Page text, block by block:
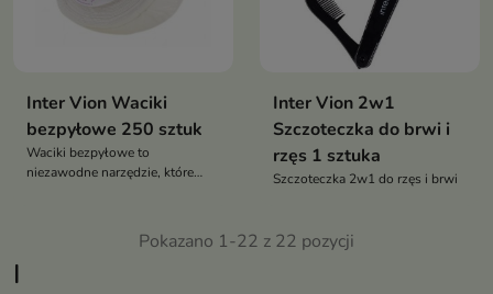
I
Inter Vion Waciki
bezpyłowe 250 sztuk
Waciki bezpyłowe to
niezawodne narzędzie, które
paznokciowych, a jednocześnie
Inter Vion 2w1
Szczoteczka do brwi i
rzęs 1 sztuka
Szczoteczka 2w1 do rzęs i brwi
Pokazano 1-22 z 22 pozycji